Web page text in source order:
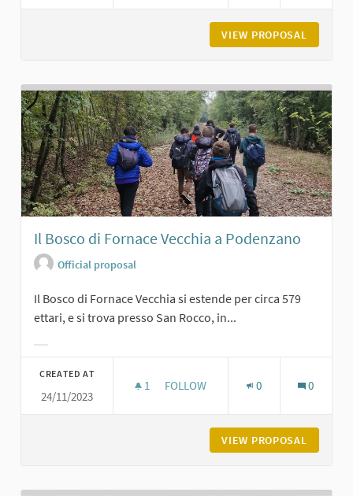
VIEW PROPOSAL
Il Bosco di Fornace Vecchia a Podenzano
Official proposal
Il Bosco di Fornace Vecchia si estende per circa 579
ettari, e si trova presso San Rocco, in...
CREATED AT
24/11/2023
1 1 FOLLOWER
FOLLOW 0 0
VIEW PROPOSAL